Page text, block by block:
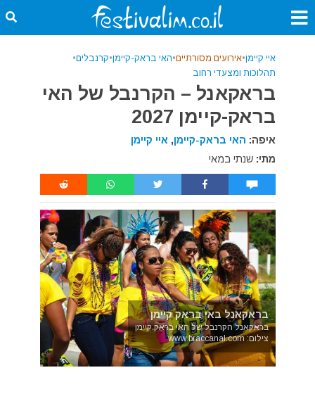
איי קיימן•אירועים מסורתיים•האי בראק-קיימן•קרנבלים•
תהלוכות ומצעדי רחוב
בראקאנל – הקרנבל של האי
בראק-קיימן 2027
איפה: האי בראק-קיימן, איי קיימן
מתי:שנתי במאי
בראקאנל באי בראק קיימן
בראקאנל הקרנבל של האי בראק קיימן
צילום: www.braccanal.com